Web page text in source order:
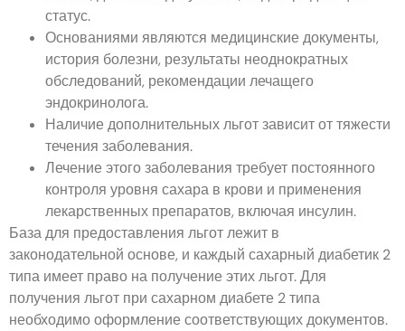
статус.
Основаниями являются медицинские документы,
история болезни, результаты неоднократных
обследований, рекомендации лечащего
эндокринолога.
Наличие дополнительных льгот зависит от тяжести
течения заболевания.
Лечение этого заболевания требует постоянного
контроля уровня сахара в крови и применения
лекарственных препаратов, включая инсулин.
База для предоставления льгот лежит в
законодательной основе, и каждый сахарный диабетик 2
типа имеет право на получение этих льгот. Для
получения льгот при сахарном диабете 2 типа
необходимо оформление соответствующих документов.